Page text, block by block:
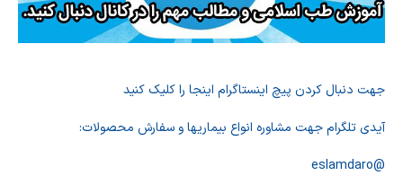
جهت دنبال کردن پیچ اینستاگرام اینجا را کلیک کنید
آیدی تلگرام جهت مشاوره انواع بیماریها و سفارش محصولات:
@eslamdaro